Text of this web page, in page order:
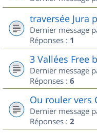
traversée Jura
Dernier message
Réponses : 1
3 Vallées Free
Dernier message
Réponses : 6
Ou rouler vers
Dernier message
Réponses : 2